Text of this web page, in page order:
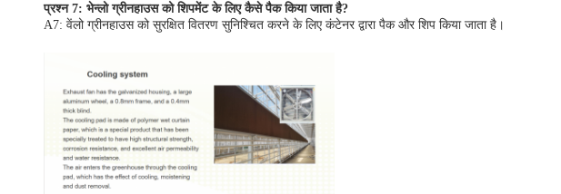
प्रश्न 7: भेन्लो ग्रीनहाउस को शिपमेंट के लिए कैसे पैक किया जाता है?
A7: वेंलो ग्रीनहाउस को सुरक्षित वितरण सुनिश्चित करने के लिए कंटेनर द्वारा पैक और शिप किया जाता है।